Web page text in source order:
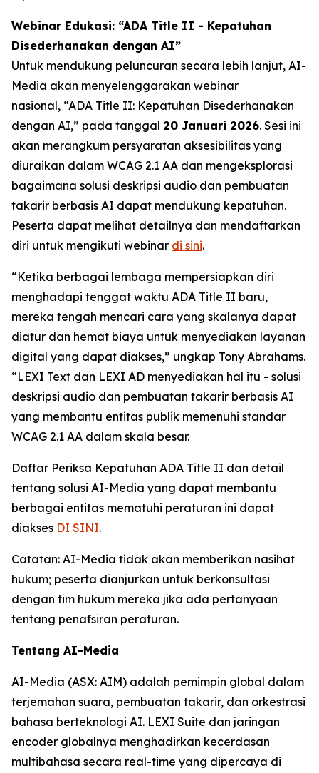
Webinar Edukasi: “ADA Title II - Kepatuhan
Disederhanakan dengan AI”
Untuk mendukung peluncuran secara lebih lanjut, AI-
Media akan menyelenggarakan webinar
nasional, “ADA Title II: Kepatuhan Disederhanakan
dengan AI,” pada tanggal 20 Januari 2026. Sesi ini
akan merangkum persyaratan aksesibilitas yang
diuraikan dalam WCAG 2.1 AA dan mengeksplorasi
bagaimana solusi deskripsi audio dan pembuatan
takarir berbasis AI dapat mendukung kepatuhan.
Peserta dapat melihat detailnya dan mendaftarkan
diri untuk mengikuti webinar di sini.
“Ketika berbagai lembaga mempersiapkan diri
menghadapi tenggat waktu ADA Title II baru,
mereka tengah mencari cara yang skalanya dapat
diatur dan hemat biaya untuk menyediakan layanan
digital yang dapat diakses,” ungkap Tony Abrahams.
“LEXI Text dan LEXI AD menyediakan hal itu - solusi
deskripsi audio dan pembuatan takarir berbasis AI
yang membantu entitas publik memenuhi standar
WCAG 2.1 AA dalam skala besar.
Daftar Periksa Kepatuhan ADA Title II dan detail
tentang solusi AI-Media yang dapat membantu
berbagai entitas mematuhi peraturan ini dapat
diakses DI SINI.
Catatan: AI-Media tidak akan memberikan nasihat
hukum; peserta dianjurkan untuk berkonsultasi
dengan tim hukum mereka jika ada pertanyaan
tentang penafsiran peraturan.
Tentang AI-Media
AI-Media (ASX: AIM) adalah pemimpin global dalam
terjemahan suara, pembuatan takarir, dan orkestrasi
bahasa berteknologi AI. LEXI Suite dan jaringan
encoder globalnya menghadirkan kecerdasan
multibahasa secara real-time yang dipercaya di